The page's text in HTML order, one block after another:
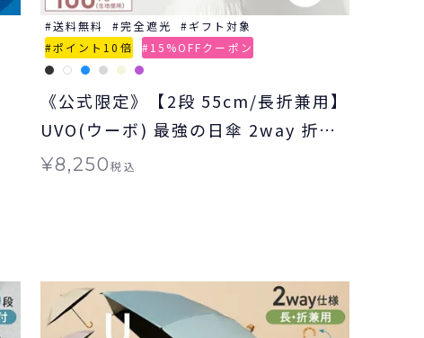
送料無料 完全遮光
ギフト対象
ポイント10倍
15%OFFクーポン
《公式限定》【2段 55cm/長折兼用】
UVO(ウーボ) 最強の日傘 2way 折り
たたみ 長傘 日傘 晴雨兼用 ギフト対
¥8,250税込